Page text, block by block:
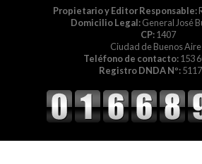
Propietario y Editor Responsable:
Domicilio Legal:General José
CP:1407
Ciudad de Buenos
Teléfono de contacto:153
Registro DNDA Nº: